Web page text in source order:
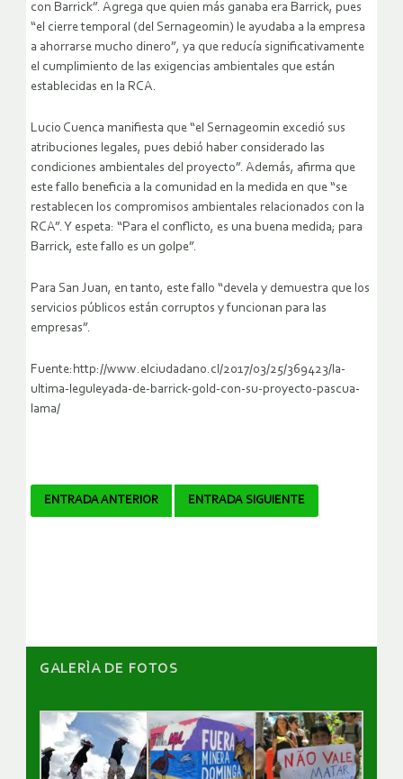
con Barrick”. Agrega que quien más ganaba era Barrick, pues
“el cierre temporal (del Sernageomin) le ayudaba a la empresa
a ahorrarse mucho dinero”, ya que reducía significativamente
el cumplimiento de las exigencias ambientales que están
establecidas en la RCA.
Lucio Cuenca manifiesta que “el Sernageomin excedió sus
atribuciones legales, pues debió haber considerado las
condiciones ambientales del proyecto”. Además, afirma que
este fallo beneficia a la comunidad en la medida en que “se
restablecen los compromisos ambientales relacionados con la
RCA”. Y espeta: “Para el conflicto, es una buena medida; para
Barrick, este fallo es un golpe”.
Para San Juan, en tanto, este fallo “devela y demuestra que los
servicios públicos están corruptos y funcionan para las
empresas”.
Fuente:http://www.elciudadano.cl/2017/03/25/369423/la-
ultima-leguleyada-de-barrick-gold-con-su-proyecto-pascua-
lama/
Navegador
ENTRADA ANTERIOR ENTRADA SIGUIENTE
GALERÌA DE FOTOS